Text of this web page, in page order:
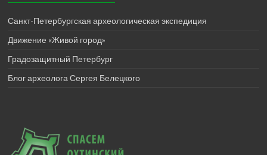
Санкт-Петербургская археологическая экспедиция
Движение «Живой город»
Градозащитный Петербург
Блог археолога Сергея Белецкого